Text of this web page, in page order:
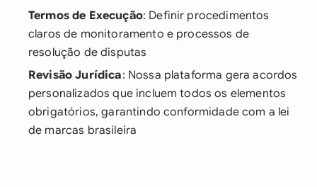
Termos de Execução: Definir procedimentos
claros de monitoramento e processos de
resolução de disputas
Revisão Jurídica: Nossa plataforma gera acordos
personalizados que incluem todos os elementos
obrigatórios, garantindo conformidade com a lei
de marcas brasileira